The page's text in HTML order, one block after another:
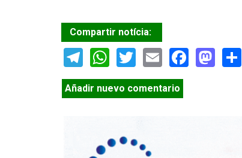
Compartir notícia:
Telegram
WhatsApp
TwitterEmail
Añadir nuevo comentario